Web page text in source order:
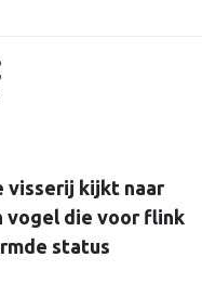
visserij kijkt naar
vogel die voor flink
status